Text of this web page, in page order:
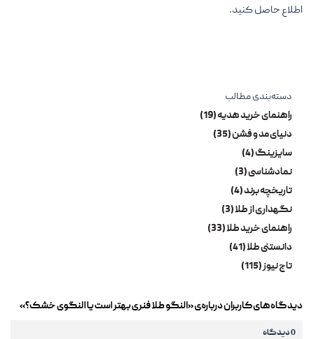
اطلاع حاصل کنید.
دسته‌بندی مطالب
راهنمای خرید هدیه (19)
دنیای مد و فشن (35)
سایزینگ (4)
نمادشناسی (3)
تاریخچه برند (4)
نگهداری از طلا (3)
راهنمای خرید طلا (33)
دانستنی طلا (41)
تاج نیوز (115)
دیدگاه‌های کاربران درباره‌ی «النگو طلا فنری بهتر است یا النگوی خشک؟»
0 دیدگاه